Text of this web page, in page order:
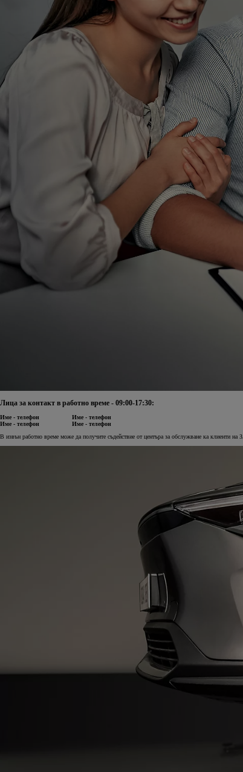
Лица за контакт в работно време - 09:00-17:30:
Име - телефон Име - телефон
Име - телефон Име - телефон
В извън работно време може да получите съдействие от центъра за обслужване ка клиенти